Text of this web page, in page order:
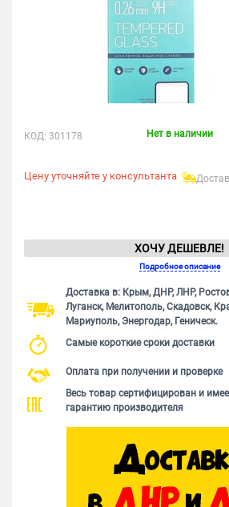
КОД: 301178 Нет в наличии
Цену уточняйте у консультанта
ХОЧУ ДЕШЕВЛЕ!
Подробное описание
Доставка в: Крым, ДНР, ЛНР,
Луганск, Мелитополь, Скадовск,
Мариуполь, Энергодар, Геническ.
Самые короткие сроки доставки
Оплата при получении и проверке
Весь товар сертифицирован и
гарантию производителя